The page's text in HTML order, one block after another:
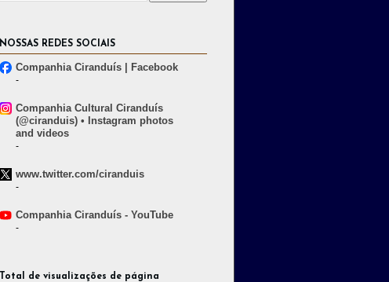
NOSSAS REDES SOCIAIS
Companhia Ciranduís | Facebook
-
Companhia Cultural Ciranduís
(@ciranduis) • Instagram photos
and videos
-
www.twitter.com/ciranduis
-
Companhia Ciranduís - YouTube
-
Total de visualizações de página